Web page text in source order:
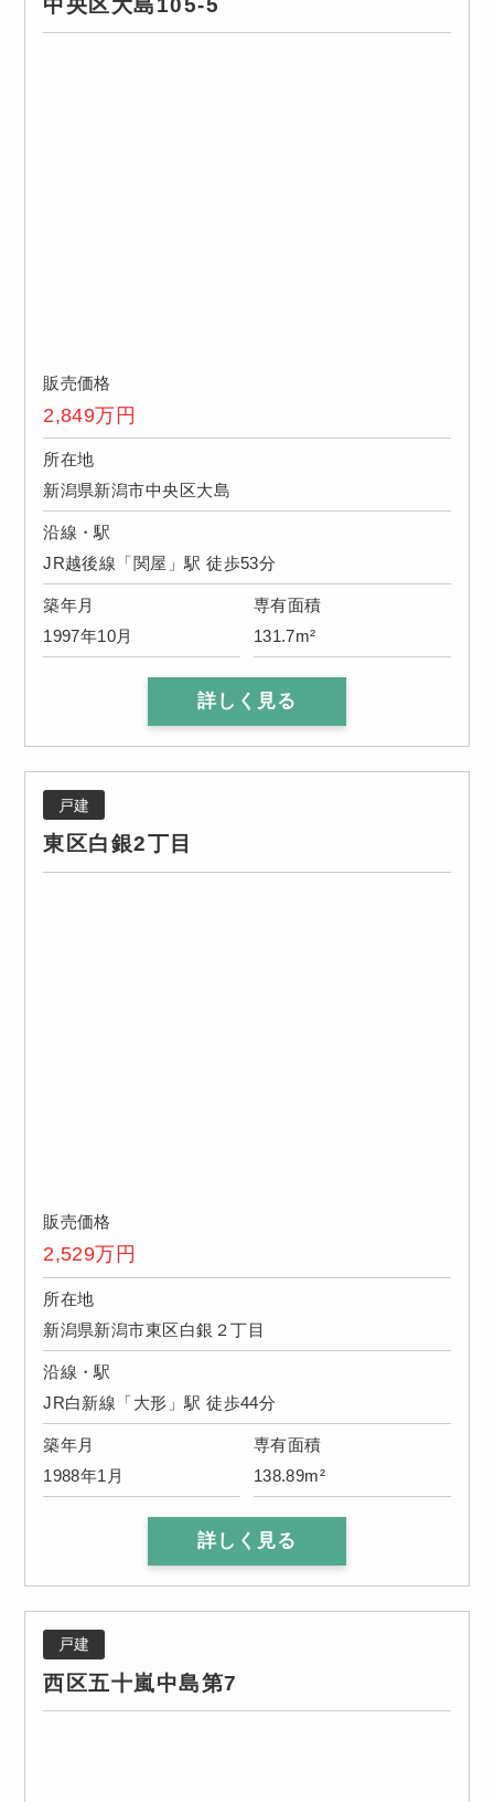
販売価格
2,849万円
所在地
新潟県新潟市中央区大島
沿線・駅
JR越後線「関屋」駅 徒歩53分
築年月
1997年10月
専有面積
131.7m²
詳しく見る
戸建
東区白銀2丁目
販売価格
2,529万円
所在地
新潟県新潟市東区白銀２丁目
沿線・駅
JR白新線「大形」駅 徒歩44分
築年月
1988年1月
専有面積
138.89m²
詳しく見る
戸建
西区五十嵐中島第7